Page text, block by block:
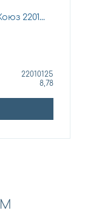
2201...
22010125
8,78